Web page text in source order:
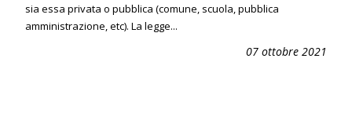
sia essa privata o pubblica (comune, scuola, pubblica
amministrazione, etc). La legge...
07 ottobre 2021